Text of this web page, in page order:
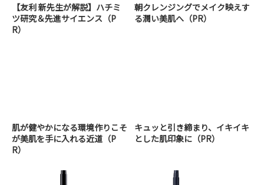
【友利 新先生が解説】ハチミ
ツ研究＆先進サイエンス（P
R）
朝クレンジングでメイク映えす
る潤い美肌へ（PR）
肌が健やかになる環境作りこそ
が美肌を手に入れる近道（P
R）
キュッと引き締まり、イキイキ
とした肌印象に（PR）